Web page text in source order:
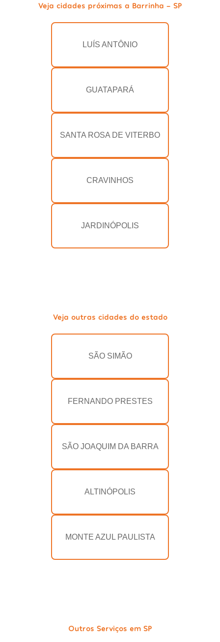
Veja cidades próximas a Barrinha - SP
LUÍS ANTÔNIO
GUATAPARÁ
SANTA ROSA DE VITERBO
CRAVINHOS
JARDINÓPOLIS
Veja outras cidades do estado
SÃO SIMÃO
FERNANDO PRESTES
SÃO JOAQUIM DA BARRA
ALTINÓPOLIS
MONTE AZUL PAULISTA
Outros Serviços em SP